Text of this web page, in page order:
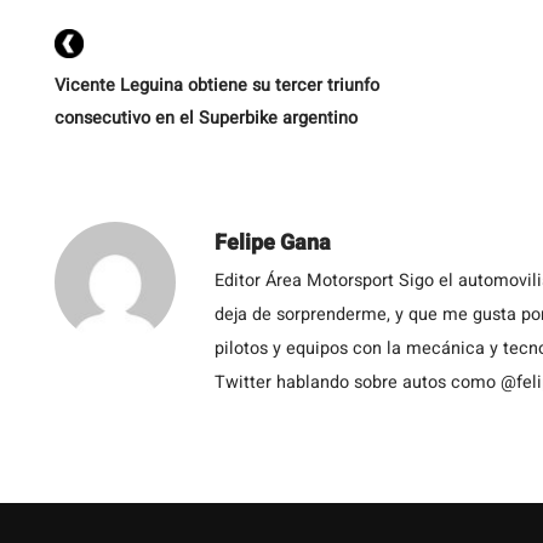
Vicente Leguina obtiene su tercer triunfo
consecutivo en el Superbike argentino
Felipe Gana
Editor Área Motorsport Sigo el
deja de sorprenderme, y que me gusta
pilotos y equipos con la mecánica y
Twitter hablando sobre autos como